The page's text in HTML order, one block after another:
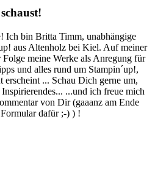
Ich bin Britta Timm, unabhängige
aus Altenholz bei Kiel. Auf meiner
meine Werke als Anregung für
und alles rund um Stampin´up!,
erscheint ... Schau Dich gerne um,
...und ich freue mich
von Dir (gaaanz am Ende
dafür ;-) ) !